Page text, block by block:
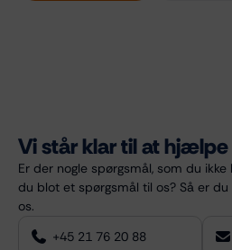
Vi står klar til at
Er der nogle spørgsmål, som du
du blot et spørgsmål til os? Så er
os.
+45 21 76 20 88